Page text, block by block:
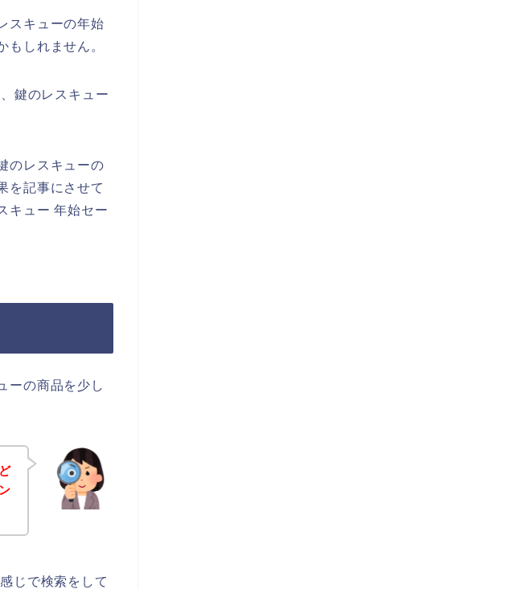
スキューの年始
もしれません。
鍵のレスキュー
のレスキューの
を記事にさせて
キュー 年始セー
ーの商品を少し
じで検索をして